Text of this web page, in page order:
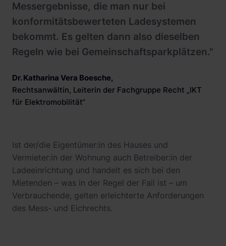
Messergebnisse, die man nur bei
konformitätsbewerteten Ladesystemen
bekommt. Es gelten dann also dieselben
Regeln wie bei Gemeinschaftsparkplätzen."
Dr. Katharina Vera Boesche,
Rechtsanwältin, Leiterin der Fachgruppe Recht „IKT
für Elektromobilität“
Ist der/die Eigentümer:in des Hauses und
Vermieter:in der Wohnung auch Betreiber:in der
Ladeeinrichtung und handelt es sich bei den
Mietenden – was in der Regel der Fall ist – um
Verbrauchende, gelten erleichterte Anforderungen
des Mess- und Eichrechts.